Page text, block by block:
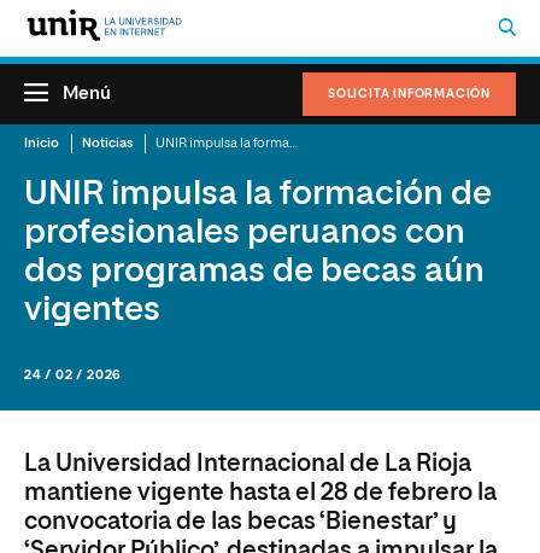
SOLICITA INFORMACIÓN
Menú
Inicio Noticias
UNIR impulsa la formación de
profesionales peruanos con
dos programas de becas aún
vigentes
24 / 02 / 2026
La Universidad Internacional de La Rioja
mantiene vigente hasta el 28 de febrero la
convocatoria de las becas ‘Bienestar’ y